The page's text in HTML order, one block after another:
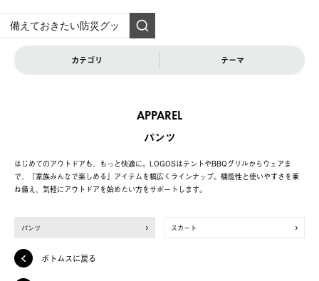
カテゴリ テーマ
APPAREL
パンツ
はじめてのアウトドアも、もっと快適に。LOGOSはテントやBBQグリルからウェアま
で、「家族みんなで楽しめる」アイテムを幅広くラインナップ。機能性と使いやすさを兼
ね備え、気軽にアウトドアを始めたい方をサポートします。
パンツ スカート
ボトムスに戻る